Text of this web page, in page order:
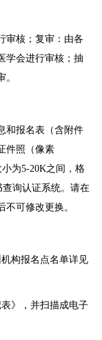
审核；复审：由各
学会进行审核；抽
和报名表（含附件
件照（像素
为5-20K之间，格
查询认证系统。请在
可修改更换。
构报名点名单详见
》，并扫描成电子